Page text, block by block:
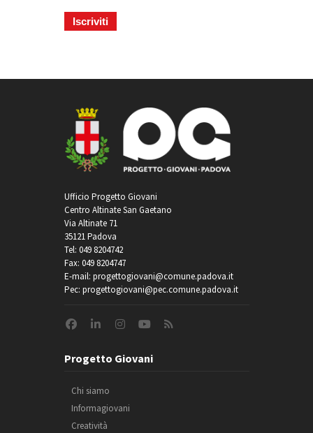
Ufficio Progetto Giovani
Centro Altinate San Gaetano
Via Altinate 71
35121 Padova
Tel: 049 8204742
Fax: 049 8204747
E-mail: progettogiovani@comune.padova.it
Pec: progettogiovani@pec.comune.padova.it
Progetto Giovani
Chi siamo
Informagiovani
Creatività